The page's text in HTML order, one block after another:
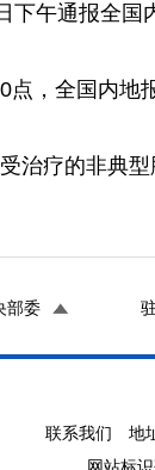
午通报全国内
全国内地报
疗的非典型
部委
联系我们 地